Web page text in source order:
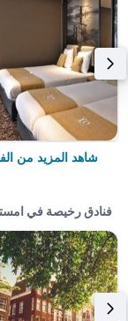
شاهد المزيد من
فنادق رخيصة في